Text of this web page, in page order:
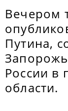
Вечером
Путина,
России в
области.